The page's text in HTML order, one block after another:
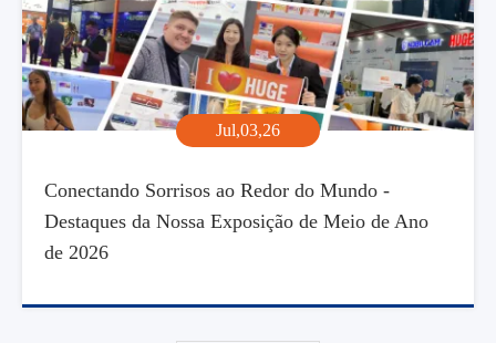
Jul,03,26
Conectando Sorrisos ao Redor do Mundo -
Destaques da Nossa Exposição de Meio de Ano
de 2026